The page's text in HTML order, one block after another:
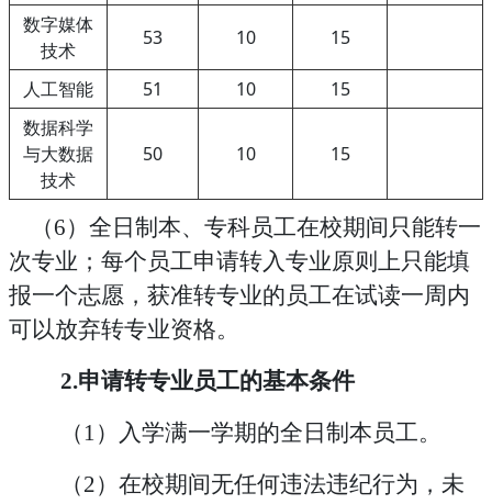
数字媒体
技术
53 10 15
人工智能 51 10
15
数据科学
与大数据
技术
50 10 15
（6）全日制本、专科员工在校期间只能转一
次专业；每个员工申请转入专业原则上只能填
报一个志愿，获准转专业的员工在试读一周内
可以放弃转专业资格。
2.申请转专业员工的基本条件
（ 1） 入学满一学期的全日制本员工。
（2） 在校期间无任何违法违纪行为，未